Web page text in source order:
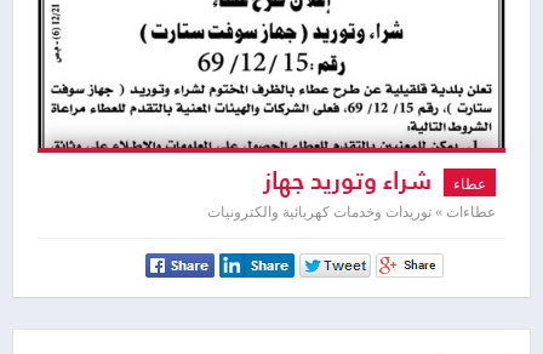
عطاء شراء وتوريد جهاز
عطاءات » توريدات وخدمات كهربائية والكترونيات